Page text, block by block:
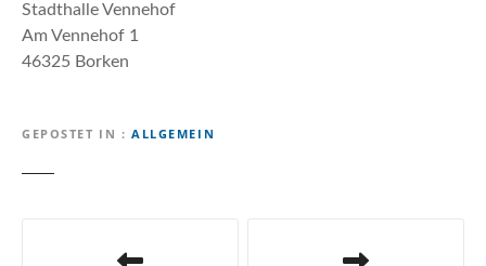
Stadthalle Vennehof
Am Vennehof 1
46325 Borken
GEPOSTET IN ALLGEMEIN